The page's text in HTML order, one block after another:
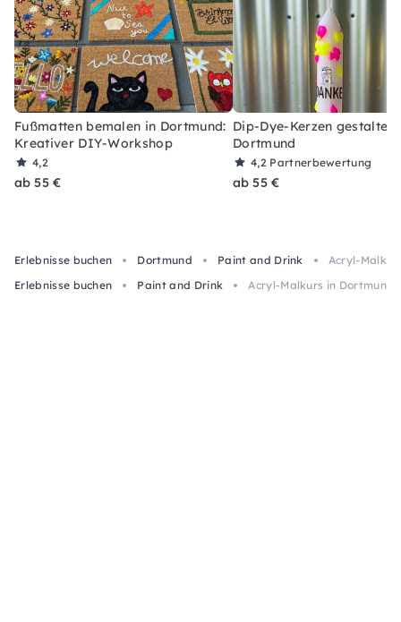
Fußmatten bemalen in Dortmund:
Kreativer DIY-Workshop
4,2
ab 55 €
Dip-Dye-Kerzen gestalten
Dortmund
4,2 Partnerbewertung
ab 55 €
Erlebnisse buchen Dortmund Paint and Drink
Acryl-
Erlebnisse buchen
Paint and Drink Acryl-Malkurs in